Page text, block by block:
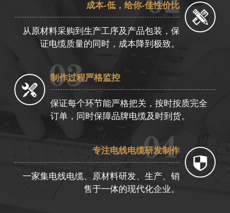
成本-低，给你-佳性价比
从原材料采购到生产工序及产品包装，保
证电缆质量的同时，成本降到极致。
制作过程严格监控
保证每个环节能严格把关，按时按质完全
订单，同时保障品牌电缆及时到货。
专注电线电缆研发制作
一家集电线电缆、原材料研发、生产、销
售于一体的现代化企业。